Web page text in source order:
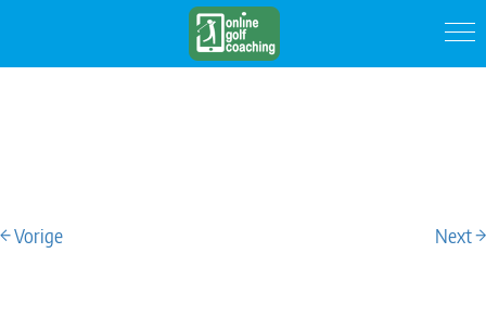
IMAGE NAVIGATION
← Vorige Next →